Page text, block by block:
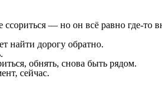
— но он всё равно где‑то
найти дорогу обратно.
обнять, снова быть рядом.
сейчас.